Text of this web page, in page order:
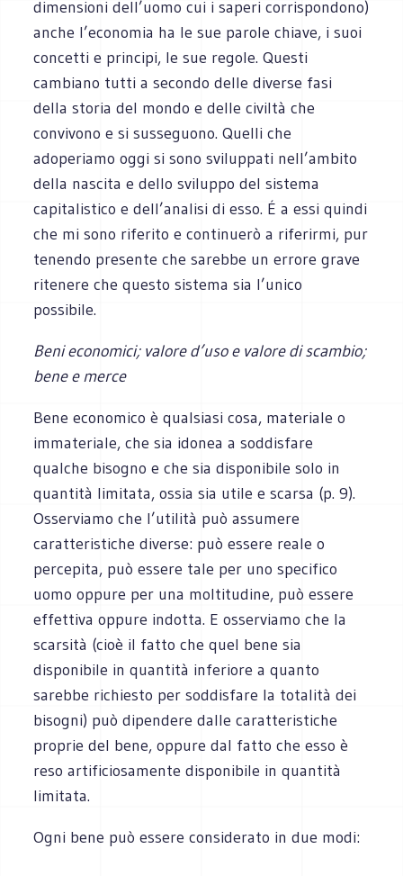
dimensioni dell’uomo cui i saperi corrispondono)
anche l’economia ha le sue parole chiave, i suoi
concetti e principi, le sue regole. Questi
cambiano tutti a secondo delle diverse fasi
della storia del mondo e delle civiltà che
convivono e si susseguono. Quelli che
adoperiamo oggi si sono sviluppati nell’ambito
della nascita e dello sviluppo del sistema
capitalistico e dell’analisi di esso. É a essi quindi
che mi sono riferito e continuerò a riferirmi, pur
tenendo presente che sarebbe un errore grave
ritenere che questo sistema sia l’unico
possibile.
Beni economici; valore d’uso e valore di scambio;
bene e merce
Bene economico è qualsiasi cosa, materiale o
immateriale, che sia idonea a soddisfare
qualche bisogno e che sia disponibile solo in
quantità limitata, ossia sia utile e scarsa (p. 9).
Osserviamo che l’utilità può assumere
caratteristiche diverse: può essere reale o
percepita, può essere tale per uno specifico
uomo oppure per una moltitudine, può essere
effettiva oppure indotta. E osserviamo che la
scarsità (cioè il fatto che quel bene sia
disponibile in quantità inferiore a quanto
sarebbe richiesto per soddisfare la totalità dei
bisogni) può dipendere dalle caratteristiche
proprie del bene, oppure dal fatto che esso è
reso artificiosamente disponibile in quantità
limitata.
Ogni bene può essere considerato in due modi: